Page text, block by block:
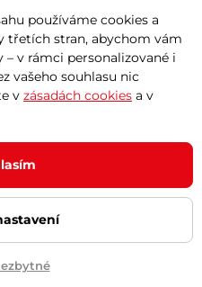
Převodový olej na elektrické
99 Kč
skladem na prodejně
používáme cookies a
stran, abychom vám
v rámci personalizované i
vašeho souhlasu nic
v zásadách cookies a v